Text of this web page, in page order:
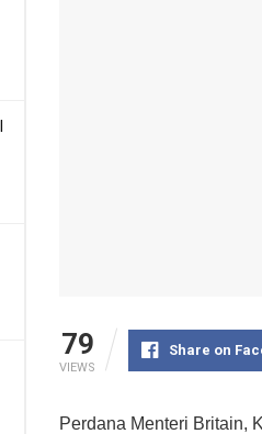
79
VIEWS
Share on
Perdana Menteri Britain,